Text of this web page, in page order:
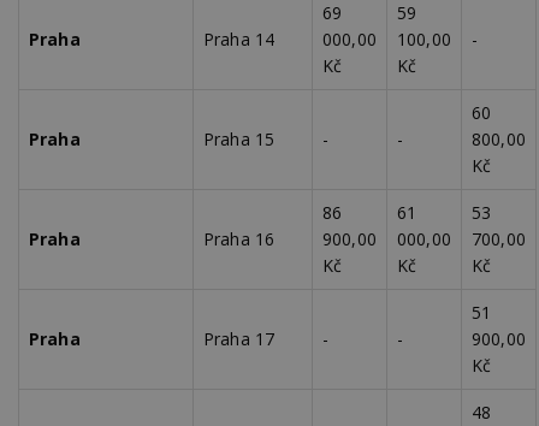
Praha Praha 14
69
000,00
Kč
59
100,00
Kč
-
Praha Praha 15 - -
60
800,00
Kč
Praha Praha 16
86
900,00
Kč
61
000,00
Kč
53
700,00
Kč
Praha Praha 17 - -
51
900,00
Kč
48